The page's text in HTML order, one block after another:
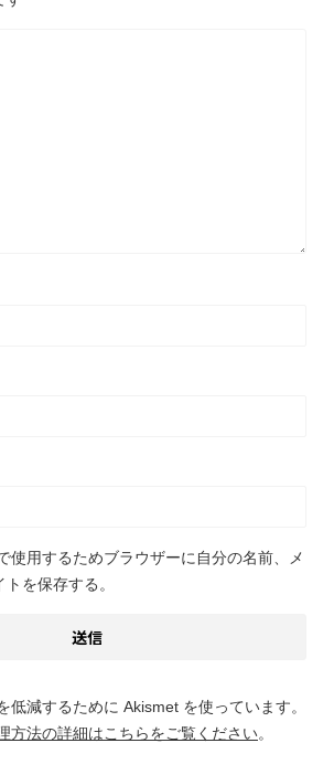
使用するためブラウザーに自分の名前、メ
を保存する。
低減するために Akismet を使っています。
方法の詳細はこちらをご覧ください。